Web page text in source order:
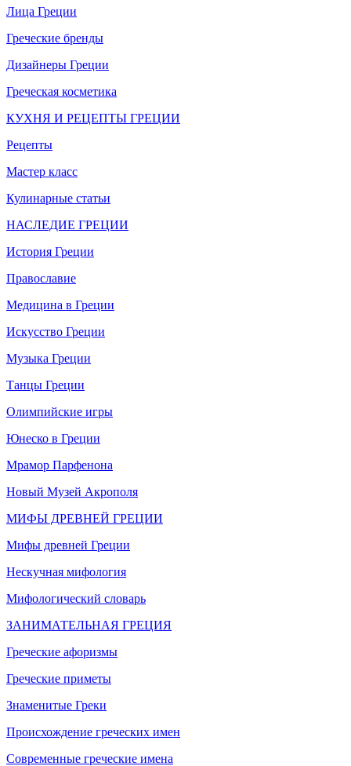
Лица Греции
Греческие бренды
Дизайнеры Греции
Греческая косметика
КУХНЯ И РЕЦЕПТЫ ГРЕЦИИ
Рецепты
Мастер класс
Кулинарные статьи
НАСЛЕДИЕ ГРЕЦИИ
История Греции
Православие
Медицина в Греции
Искусство Греции
Музыка Греции
Танцы Греции
Олимпийские игры
Юнеско в Греции
Мрамор Парфенона
Новый Музей Акрополя
МИФЫ ДРЕВНЕЙ ГРЕЦИИ
Мифы древней Греции
Нескучная мифология
Мифологический словарь
ЗАНИМАТЕЛЬНАЯ ГРЕЦИЯ
Греческие афоризмы
Греческие приметы
Знаменитые Греки
Происхождение греческих имен
Современные греческие имена